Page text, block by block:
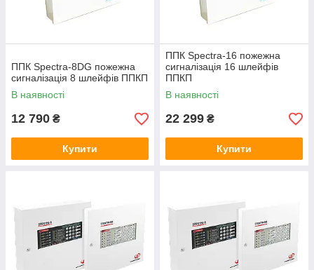
ППК Spectra-8DG пожежна
сигналізація 8 шлейфів ППКП
В наявності
12 790 ₴
Купити
ППК Spectra-16 пожежна
сигналізація 16 шлейфів
ППКП
В наявності
22 299 ₴
Купити